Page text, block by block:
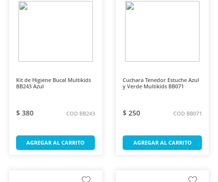
Kit de Higiene Bucal Multikids
BB243 Azul
$ 380 COD BB243
AGREGAR AL CARRITO
Cuchara Tenedor Estuche Azul
y Verde Multikids BB071
$ 250 COD BB071
AGREGAR AL CARRITO